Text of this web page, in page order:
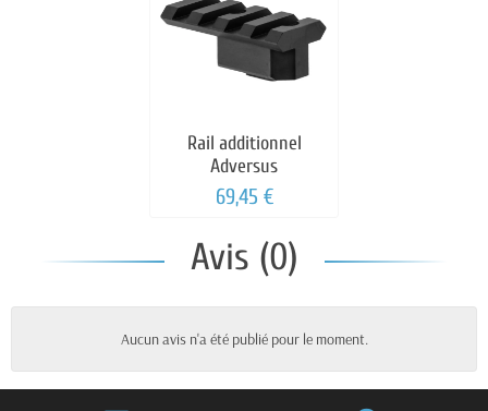
Rail additionnel
Adversus
69,45 €
Avis (0)
Aucun avis n'a été publié pour le moment.